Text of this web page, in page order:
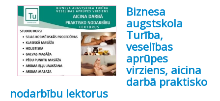
Biznesa
augstskola
Turība,
veselības
aprūpes
virziens, aicina
darbā praktisko
nodarbību lektorus